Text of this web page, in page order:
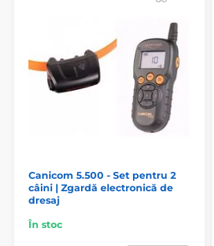
Produsul este inclus în categoria
Zgărzi de antrenament
De la 301 la 600 de metri
Sonore
Pentru câini mari Pentru 2
Canicom 5.500 - Set pentru 2
câini | Zgardă electronică de
dresaj
În stoc